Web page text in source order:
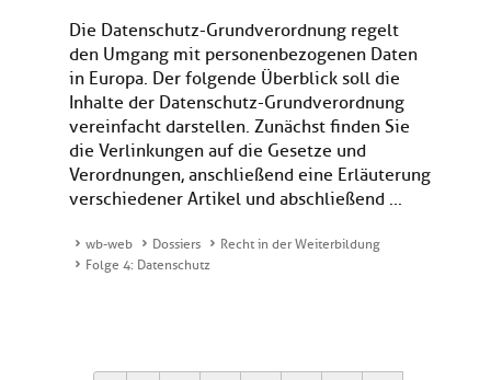
Die Datenschutz-Grundverordnung regelt
den Umgang mit personenbezogenen Daten
in Europa. Der folgende Überblick soll die
Inhalte der Datenschutz-Grundverordnung
vereinfacht darstellen. Zunächst finden Sie
die Verlinkungen auf die Gesetze und
Verordnungen, anschließend eine Erläuterung
verschiedener Artikel und abschließend ...
wb-web Dossiers
Recht in der Weiterbildung
Folge 4: Datenschutz